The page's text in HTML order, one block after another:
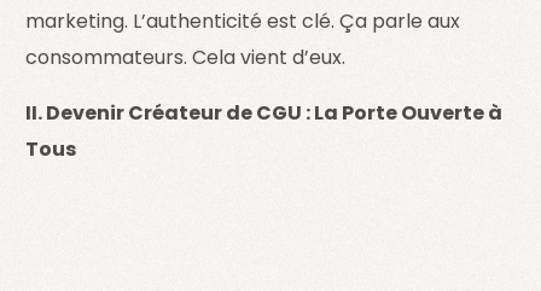
marketing. L’authenticité est clé. Ça parle aux
consommateurs. Cela vient d’eux.
II. Devenir Créateur de CGU : La Porte Ouverte à
Tous